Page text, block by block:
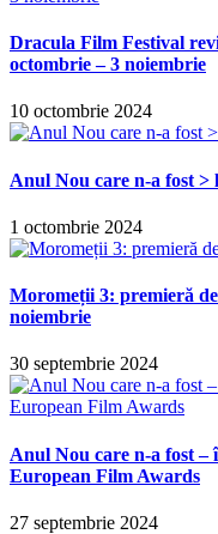
Dracula Film Festival
octombrie – 3 noiembrie
10 octombrie 2024
Anul Nou care n-a fost >
1 octombrie 2024
Moromeții 3: premieră
noiembrie
30 septembrie 2024
Anul Nou care n-a fost –
European Film Awards
27 septembrie 2024